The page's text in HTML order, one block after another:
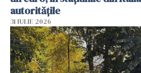
autoritățile
31 IULIE 2026